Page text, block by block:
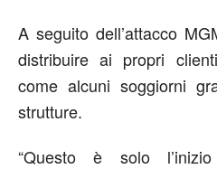
A seguito dell’attacco
distribuire ai propri
come alcuni soggiorni
strutture.
“Questo è solo